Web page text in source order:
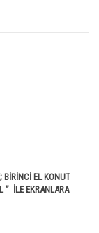
BİRİNCİ EL KONUT
” İLE EKRANLARA